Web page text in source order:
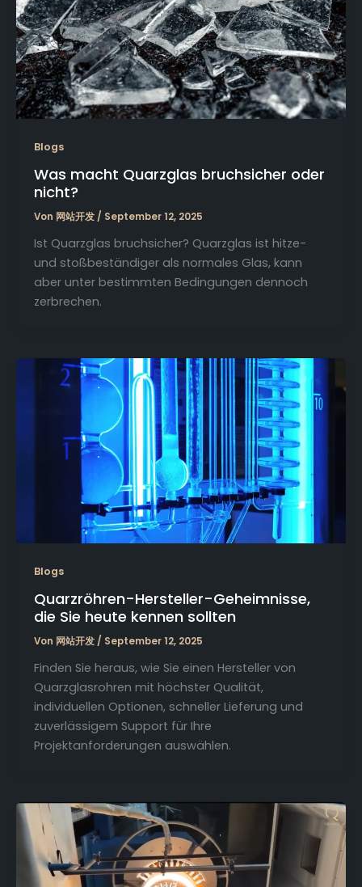
Blogs
Was macht Quarzglas bruchsicher oder
nicht?
Von 网站开发 / September 12, 2025
Ist Quarzglas bruchsicher? Quarzglas ist hitze-
und stoßbeständiger als normales Glas, kann
aber unter bestimmten Bedingungen dennoch
zerbrechen.
Blogs
Quarzröhren-Hersteller-Geheimnisse,
die Sie heute kennen sollten
Von 网站开发 / September 12, 2025
Finden Sie heraus, wie Sie einen Hersteller von
Quarzglasrohren mit höchster Qualität,
individuellen Optionen, schneller Lieferung und
zuverlässigem Support für Ihre
Projektanforderungen auswählen.